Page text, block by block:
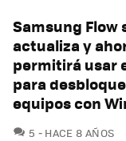
Samsung Flow
actualiza y
permitirá usar
para
equipos con
5 COMENTARIOS
HACE 8 AÑOS